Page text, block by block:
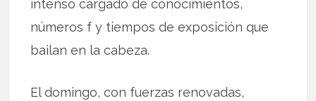
intenso cargado de conocimientos,
números f y tiempos de exposición que
bailan en la cabeza.
El domingo, con fuerzas renovadas,